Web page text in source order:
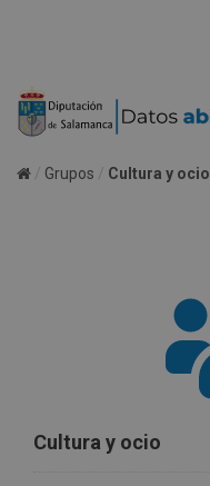
Grupos Cultura y ocio
Cultura y ocio